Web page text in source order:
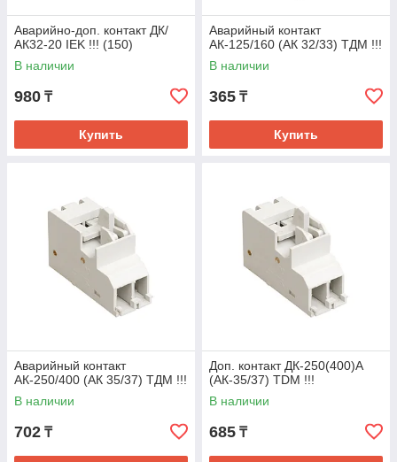
Аварийно-доп. контакт ДК/
АК32-20 IEK !!! (150)
В наличии
980 ₸
Купить
Аварийный контакт
АК-125/160 (АК 32/33) ТДМ !!!
В наличии
365 ₸
Купить
Аварийный контакт
АК-250/400 (АК 35/37) ТДМ !!!
В наличии
702 ₸
Доп. контакт ДК-250(400)А
(АК-35/37) TDM !!!
В наличии
685 ₸